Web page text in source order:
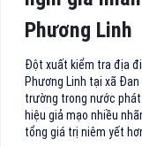
Phương Linh
Đột xuất kiểm tra địa
Phương Linh tại xã
trường trong nước
hiệu giả mạo nhiều
tổng giá trị niêm yết